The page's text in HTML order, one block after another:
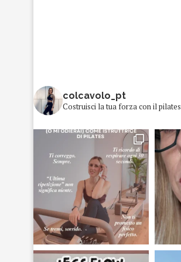
colcavolo_pt
Costruisci la tua forza con il pilates